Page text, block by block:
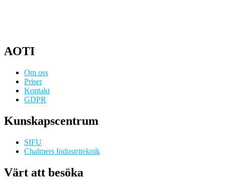
AOTI
Om oss
Priser
Kontakt
GDPR
Kunskapscentrum
SIFU
Chalmers Industriteknik
Värt att besöka